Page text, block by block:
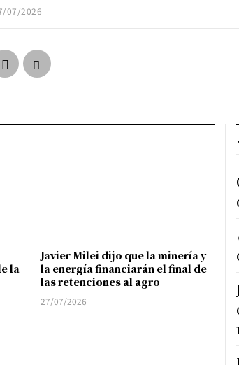
07/2026
la
Javier Milei dijo que la minería y
la energía financiarán el final de
las retenciones al agro
27/07/2026